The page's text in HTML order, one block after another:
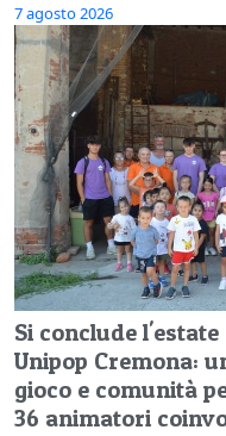
7 agosto 2026
Si conclude
Unipop Cremona:
gioco e comunità
36 animatori